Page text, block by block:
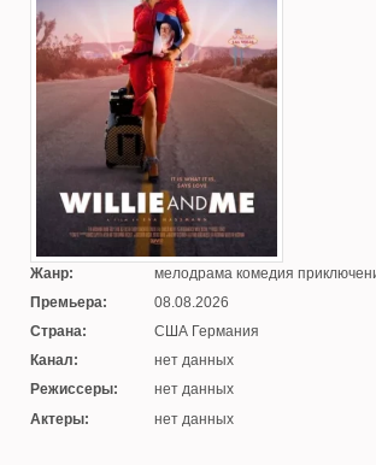
Жанр:
мелодрама комедия
Премьера:
08.08.2026
Страна:
США Германия
Канал:
нет данных
Режиссеры:
нет данных
Актеры:
нет данных